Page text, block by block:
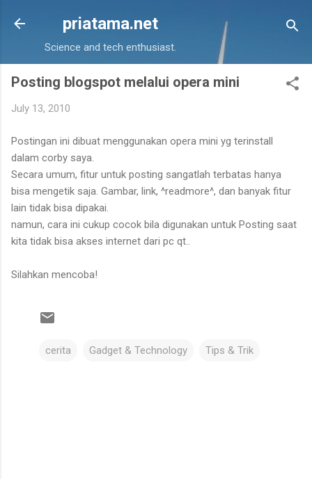
Skip to main content
priatama.net
Science and tech enthusiast.
Posting blogspot melalui opera mini
July 13, 2010
Postingan ini dibuat menggunakan opera mini yg terinstall
dalam corby saya.
Secara umum, fitur untuk posting sangatlah terbatas hanya
bisa mengetik saja. Gambar, link, ^readmore^, dan banyak fitur
lain tidak bisa dipakai.
namun, cara ini cukup cocok bila digunakan untuk Posting saat
kita tidak bisa akses internet dari pc qt..
Silahkan mencoba!
cerita Gadget & Technology Tips & Trik